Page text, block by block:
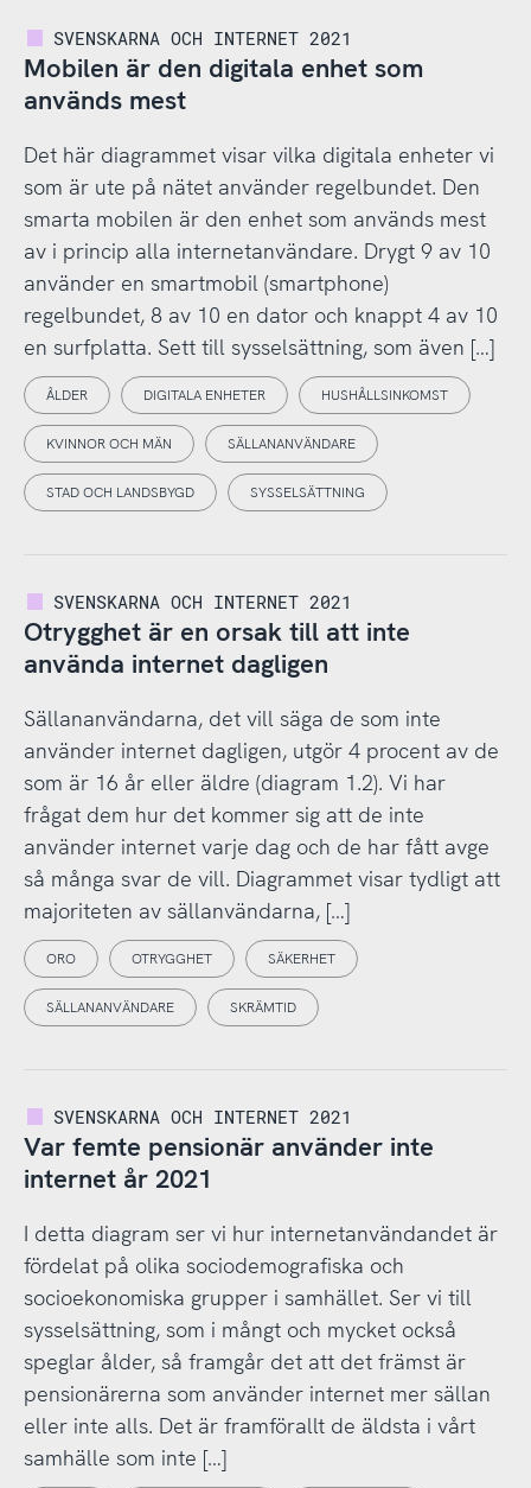
SVENSKARNA OCH INTERNET 2021
Mobilen är den digitala enhet som
används mest
Det här diagrammet visar vilka digitala enheter vi
som är ute på nätet använder regelbundet. Den
smarta mobilen är den enhet som används mest
av i princip alla internetanvändare. Drygt 9 av 10
använder en smartmobil (smartphone)
regelbundet, 8 av 10 en dator och knappt 4 av 10
en surfplatta. Sett till sysselsättning, som även […]
ÅLDER DIGITALA ENHETER HUSHÅLLSINKOMST
KVINNOR OCH MÄN SÄLLANANVÄNDARE
STAD OCH LANDSBYGD SYSSELSÄTTNING
SVENSKARNA OCH INTERNET 2021
Otrygghet är en orsak till att inte
använda internet dagligen
Sällananvändarna, det vill säga de som inte
använder internet dagligen, utgör 4 procent av de
som är 16 år eller äldre (diagram 1.2). Vi har
frågat dem hur det kommer sig att de inte
använder internet varje dag och de har fått avge
så många svar de vill. Diagrammet visar tydligt att
majoriteten av sällanvändarna, […]
ORO OTRYGGHET SÄKERHET
SÄLLANANVÄNDARE SKRÄMTID
SVENSKARNA OCH INTERNET 2021
Var femte pensionär använder inte
internet år 2021
I detta diagram ser vi hur internetanvändandet är
fördelat på olika sociodemografiska och
socioekonomiska grupper i samhället. Ser vi till
sysselsättning, som i mångt och mycket också
speglar ålder, så framgår det att det främst är
pensionärerna som använder internet mer sällan
eller inte alls. Det är framförallt de äldsta i vårt
samhälle som inte […]